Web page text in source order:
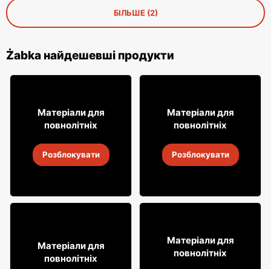
БІЛЬШЕ (2)
Żabka найдешевші продукти
49 99
18 серп. 2026
Матеріали для
повнолітніх
Розблокувати
4999
18 серп. 2026
Матеріали для
повнолітніх
Розблокувати
2999
Матеріали для
повнолітніх
1699
Матеріали для
повнолітніх